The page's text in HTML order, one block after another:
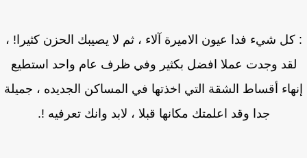
شيء فدا عيون الاميرة آلاء ، ثم لا يصيبك الحزن كثيرا! ،
وجدت عملا افضل بكثير وفي ظرف عام واحد استطيع
أقساط الشقة التي اخذتها في المساكن الجديده ، جميلة
جدا وقد اعلمتك مكانها قبلا ، لابد وانك تعرفيه !.